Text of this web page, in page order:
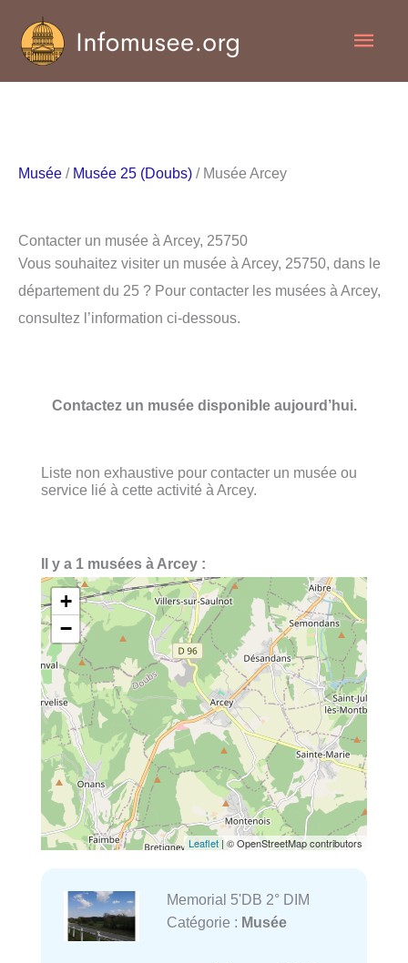
contenu
Musée / Musée 25 (Doubs) / Musée Arcey
Contacter un musée à Arcey, 25750
Vous souhaitez visiter un musée à Arcey, 25750, dans le
département du 25 ? Pour contacter les musées à Arcey,
consultez l’information ci-dessous.
Contactez un musée disponible aujourd’hui.
Liste non exhaustive pour contacter un musée ou
service lié à cette activité à Arcey.
Il y a 1 musées à Arcey :
+
−
Leaflet | © OpenStreetMap contributors
Memorial 5'DB 2° DIM
Catégorie : Musée